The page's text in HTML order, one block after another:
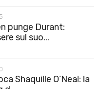
punge Durant:
sul suo...
Shaquille O’Neal: la